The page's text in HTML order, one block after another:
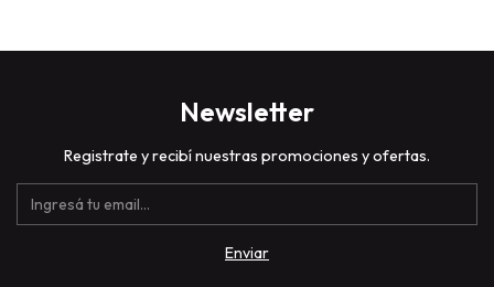
Newsletter
Registrate y recibí nuestras promociones y ofertas.